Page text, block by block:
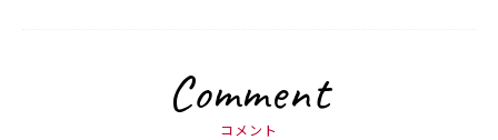
Comment
コメント